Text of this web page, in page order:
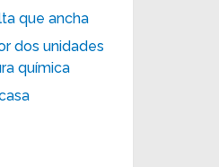
que ancha
dos unidades
química